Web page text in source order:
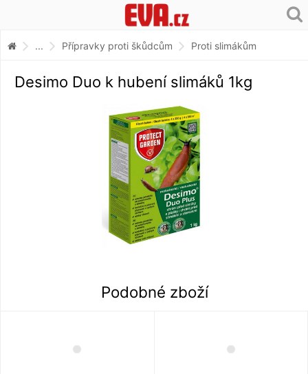
... Přípravky proti škůdcům Proti slimákům
Desimo Duo k hubení slimáků 1kg
Podobné zboží